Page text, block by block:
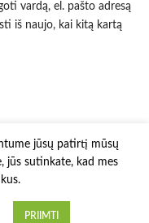
vardą, el. pašto adresą
iš naujo, kai kitą kartą
jūsų patirtį mūsų
jūs sutinkate, kad mes
PRIIMTI